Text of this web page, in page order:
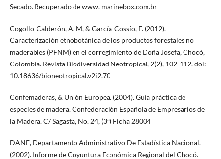
Secado. Recuperado de www. marinebox.com.br
Cogollo-Calderón, A. M, & García-Cossío, F. (2012).
Caracterización etnobotánica de los productos forestales no
maderables (PFNM) en el corregimiento de Doña Josefa, Chocó,
Colombia. Revista Biodiversidad Neotropical, 2(2), 102-112. doi:
10.18636/bioneotropical.v2i2.70
Confemaderas, & Unión Europea. (2004). Guía práctica de
especies de madera. Confederación Española de Empresarios de
la Madera. C/ Sagasta, No. 24, (3ª) Ficha 28004
DANE, Departamento Administrativo De Estadística Nacional.
(2002). Informe de Coyuntura Económica Regional del Chocó.